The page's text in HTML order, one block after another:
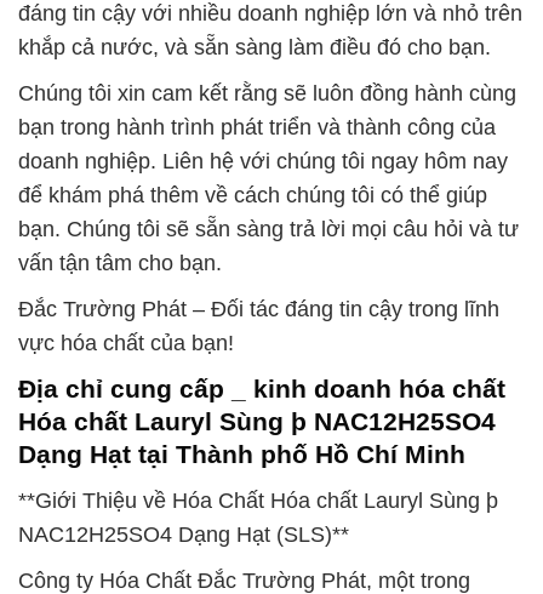
đáng tin cậy với nhiều doanh nghiệp lớn và nhỏ trên
khắp cả nước, và sẵn sàng làm điều đó cho bạn.
Chúng tôi xin cam kết rằng sẽ luôn đồng hành cùng
bạn trong hành trình phát triển và thành công của
doanh nghiệp. Liên hệ với chúng tôi ngay hôm nay
để khám phá thêm về cách chúng tôi có thể giúp
bạn. Chúng tôi sẽ sẵn sàng trả lời mọi câu hỏi và tư
vấn tận tâm cho bạn.
Đắc Trường Phát – Đối tác đáng tin cậy trong lĩnh
vực hóa chất của bạn!
Địa chỉ cung cấp _ kinh doanh hóa chất
Hóa chất Lauryl Sùng þ NAC12H25SO4
Dạng Hạt tại Thành phố Hồ Chí Minh
**Giới Thiệu về Hóa Chất Hóa chất Lauryl Sùng þ
NAC12H25SO4 Dạng Hạt (SLS)**
Công ty Hóa Chất Đắc Trường Phát, một trong